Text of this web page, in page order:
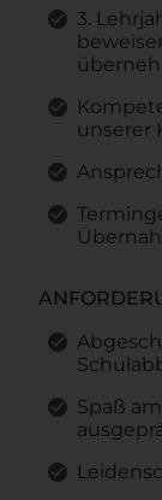
3.
unserer
Spaß